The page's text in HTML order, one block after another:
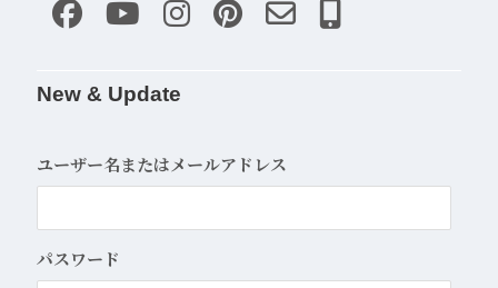
New & Update
ユーザー名またはメールアドレス
パスワード